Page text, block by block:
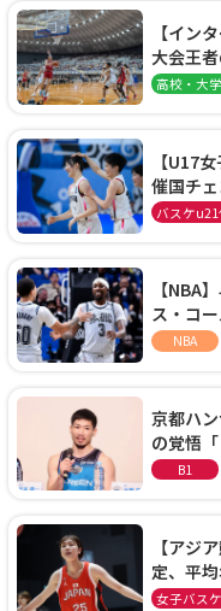
【イン
大会王
阜女子
高校・大
【U17
催国チ
通過！
バスケu21
【NBA
ス・コ
ーズに1
NBA
京都ハ
の覚悟
に、京都
B1
【アジ
定、平
本開催の
女子バス